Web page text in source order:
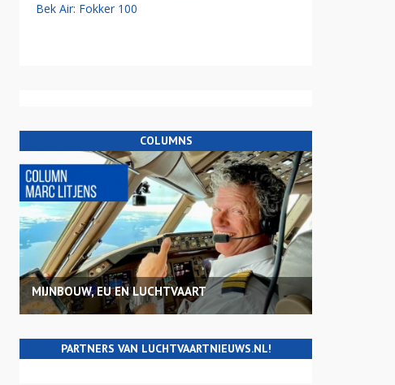
Bek Air: Fokker 100
COLUMNS
MIJNBOUW, EU EN LUCHTVAART
PARTNERS VAN LUCHTVAARTNIEUWS.NL!